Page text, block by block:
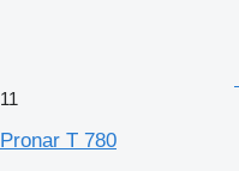
11
Pronar T 780